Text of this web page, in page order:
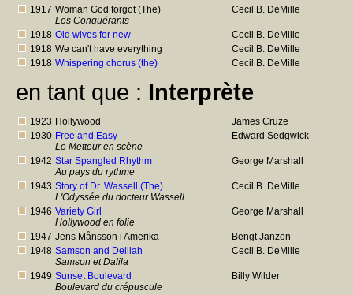
1917 Woman God forgot (The)
Les Conquérants
Cecil B. DeMille
1918 Old wives for new
Cecil B. DeMille
1918 We can't have everything
Cecil B. DeMille
1918 Whispering chorus (the) Cecil B. DeMille
en tant que : Interprète
1923 Hollywood
James Cruze
1930 Free and Easy
Le Metteur en scène
Edward Sedgwick
1942 Star Spangled Rhythm
Au pays du rythme
George Marshall
1943 Story of Dr. Wassell (The)
L'Odyssée du docteur Wassell
Cecil B. DeMille
1946 Variety Girl
Hollywood en folie
George Marshall
1947 Jens Månsson i Amerika
Bengt Janzon
1948 Samson and Delilah
Samson et Dalila
Cecil B. DeMille
1949 Sunset Boulevard
Boulevard du crépuscule
Billy Wilder